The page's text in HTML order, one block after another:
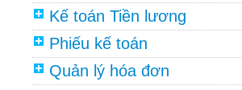
Kế toán Tiền lương
Phiếu kế toán
Quản lý hóa đơn